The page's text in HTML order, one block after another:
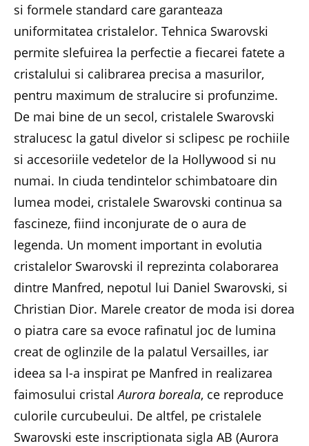
si formele standard care garanteaza
uniformitatea cristalelor. Tehnica Swarovski
permite slefuirea la perfectie a fiecarei fatete a
cristalului si calibrarea precisa a masurilor,
pentru maximum de stralucire si profunzime.
De mai bine de un secol, cristalele Swarovski
stralucesc la gatul divelor si sclipesc pe rochiile
si accesoriile vedetelor de la Hollywood si nu
numai. In ciuda tendintelor schimbatoare din
lumea modei, cristalele Swarovski continua sa
fascineze, fiind inconjurate de o aura de
legenda. Un moment important in evolutia
cristalelor Swarovski il reprezinta colaborarea
dintre Manfred, nepotul lui Daniel Swarovski, si
Christian Dior. Marele creator de moda isi dorea
o piatra care sa evoce rafinatul joc de lumina
creat de oglinzile de la palatul Versailles, iar
ideea sa l-a inspirat pe Manfred in realizarea
faimosului cristalAurora boreala, ce reproduce
culorile curcubeului. De altfel, pe cristalele
Swarovski este inscriptionata sigla AB (Aurora